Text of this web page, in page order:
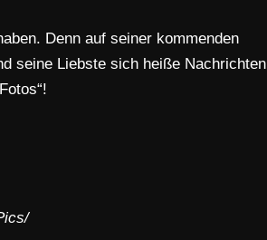
Denn auf seiner kommenden
seine Liebste sich heiße Nachrichten